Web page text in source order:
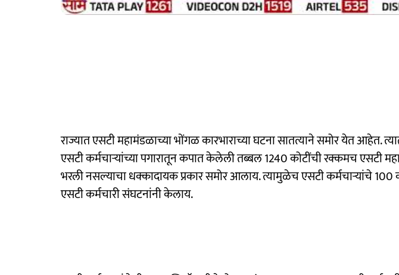
राज्यात एसटी महामंडळाच्या भोंगळ कारभाराच्या घटना सातत्याने समोर येत आहेत.
एसटी कर्मचाऱ्यांच्या पगारातून कपात केलेली तब्बल 1240 कोटींची रक्कमच एसटी
भरली नसल्याचा धक्कादायक प्रकार समोर आलाय. त्यामुळेच एसटी कर्मचाऱ्यांचे 100
एसटी कर्मचारी संघटनांनी केलाय.